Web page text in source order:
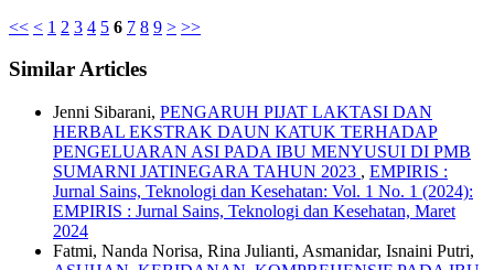
<< < 1 2 3 4 5 6 7 8 9 > >>
Similar Articles
Jenni Sibarani, PENGARUH PIJAT LAKTASI DAN
HERBAL EKSTRAK DAUN KATUK TERHADAP
PENGELUARAN ASI PADA IBU MENYUSUI DI PMB
SUMARNI JATINEGARA TAHUN 2023 , EMPIRIS :
Jurnal Sains, Teknologi dan Kesehatan: Vol. 1 No. 1 (2024):
EMPIRIS : Jurnal Sains, Teknologi dan Kesehatan, Maret
2024
Fatmi, Nanda Norisa, Rina Julianti, Asmanidar, Isnaini Putri,